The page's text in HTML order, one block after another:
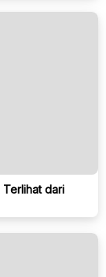
Terlihat dari